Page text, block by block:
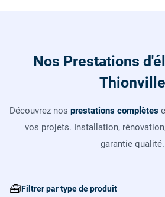
Nos Prestations
Thionville
Découvrez nos prestations complètes
vos projets. Installation,
garantie qualité.
🧰Filtrer par type de produit